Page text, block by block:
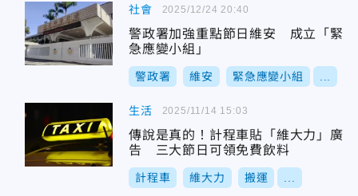
社會
警政署加強重點節日維安 成立「緊
急應變小組」
警政署 維安 緊急應變小組
2025/12/24 20:40
生活
傳說是真的！計程車貼「維大力」廣
告 三大節日可領免費飲料
計程車 維大力 搬運
2025/11/14 15:03